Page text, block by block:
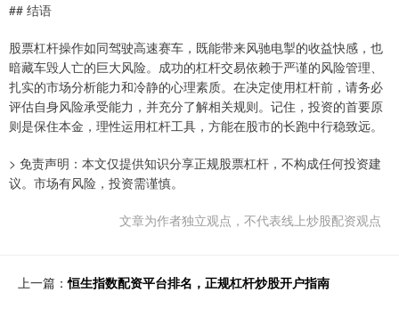
## 结语
股票杠杆操作如同驾驶高速赛车，既能带来风驰电掣的收益快感，也
暗藏车毁人亡的巨大风险。成功的杠杆交易依赖于严谨的风险管理、
扎实的市场分析能力和冷静的心理素质。在决定使用杠杆前，请务必
评估自身风险承受能力，并充分了解相关规则。记住，投资的首要原
则是保住本金，理性运用杠杆工具，方能在股市的长跑中行稳致远。
> 免责声明：本文仅提供知识分享正规股票杠杆，不构成任何投资建
议。市场有风险，投资需谨慎。
文章为作者独立观点，不代表线上炒股配资观点
上一篇：恒生指数配资平台排名，正规杠杆炒股开户指南